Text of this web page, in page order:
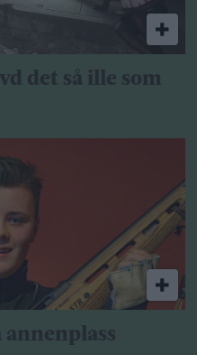
det så ille som